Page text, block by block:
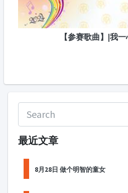
【参赛歌曲】|我
最近文章
8月28日 做个明智的童女